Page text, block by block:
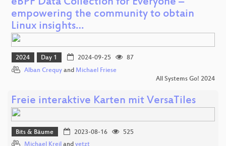
empowering the community to obtain
Linux insights…
2024 Day 1 2024-09-25
87
Alban Crequy and Michael Friese
All Systems Go! 2024
Freie interaktive Karten mit VersaTiles
Bits & Bäume 2023-08-16
525